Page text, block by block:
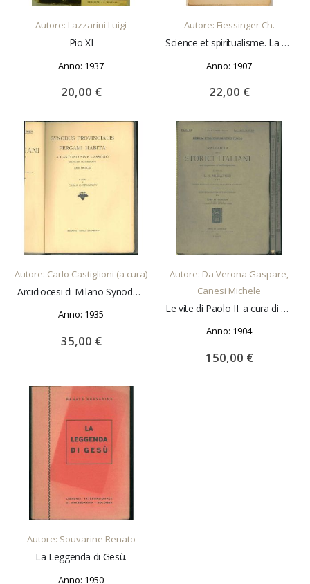
Autore: Lazzarini Luigi
Pio XI
Anno: 1937
20,00 €
Autore: Fiessinger Ch.
Science et spiritualisme. La valeur de la science, L'ame et Dieu, Le materialisme, La psychologie du catholicisme
Anno: 1907
22,00 €
Autore: Carlo Castiglioni (a cura)
Arcidiocesi di Milano Synodus provincialis Pergami habita a Castono sive Cassono Mediolani archiepiscopo 1311. Rerum italicarum scriptores
Anno: 1935
35,00 €
AGGIUNGI AL CARRELLO
Autore: Da Verona Gaspare,
Canesi Michele
Le vite di Paolo II. a cura di Giuseppe Zippel. Rerum italicarum scriptores.
Anno: 1904
150,00 €
AGGIUNGI AL CARRELLO
Autore: Souvarine Renato
La Leggenda di Gesù.
Anno: 1950